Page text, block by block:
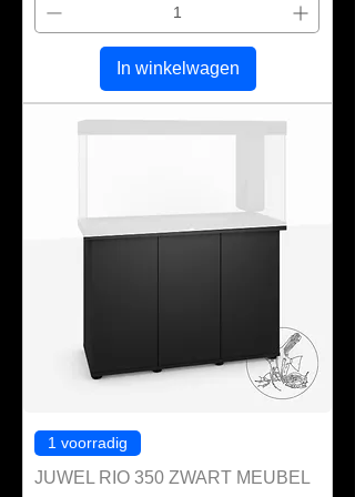
In winkelwagen
1 voorradig
JUWEL RIO 350 ZWART MEUBEL